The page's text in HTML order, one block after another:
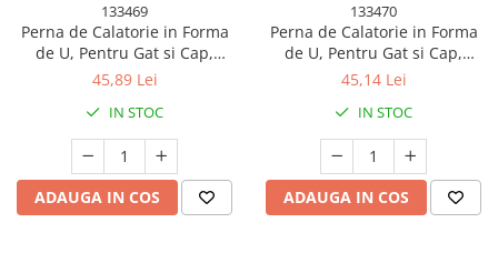
133469
Perna de Calatorie in Forma
de U, Pentru Gat si Cap,
Umplutura din Spuma cu
Leu, Accesoriu de Voiaj, Birou,
Masina, Sistem Prindere
Capse, Maro
45,89 Lei
IN STOC
ADAUGA IN COS
133470
Perna de Calatorie in Forma
de U, Pentru Gat si Cap,
Umplutura din Spuma cu
Avocado, Accesoriu de Voiaj,
Birou, Masina, Sistem
Prindere Capse, Verde
45,14 Lei
IN STOC
ADAUGA IN COS